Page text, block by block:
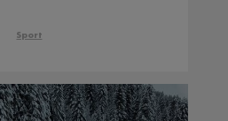
Sport